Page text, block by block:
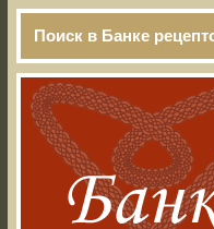
Поиск в Банке